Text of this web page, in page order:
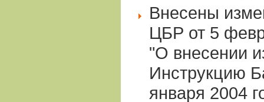
Внесены
ЦБР от 5
"О внесении
Инструкцию
января 2004